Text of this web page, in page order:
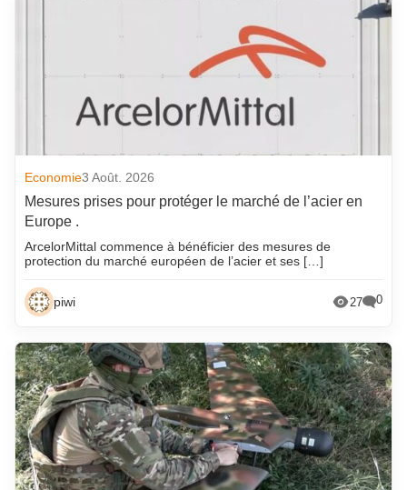
Economie3 Août. 2026
Mesures prises pour protéger le marché de l’acier en
Europe .
ArcelorMittal commence à bénéficier des mesures de
protection du marché européen de l’acier et ses […]
piwi 27 0